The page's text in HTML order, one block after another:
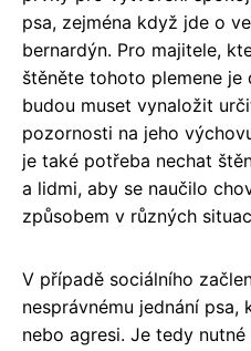
psa, zejména když jde o
bernardýn. Pro majitele,
štěněte tohoto plemene
budou muset vynaložit
pozornosti na jeho
je také potřeba nechat
a lidmi, aby se naučilo
způsobem v různých
V případě sociálního
nesprávnému jednání
nebo agresi. Je tedy